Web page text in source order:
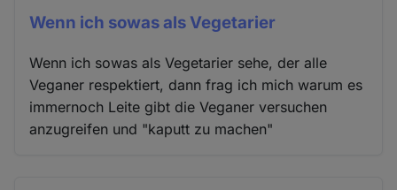
Wenn ich sowas als Vegetarier
Wenn ich sowas als Vegetarier sehe, der alle
Veganer respektiert, dann frag ich mich warum es
immernoch Leite gibt die Veganer versuchen
anzugreifen und "kaputt zu machen"